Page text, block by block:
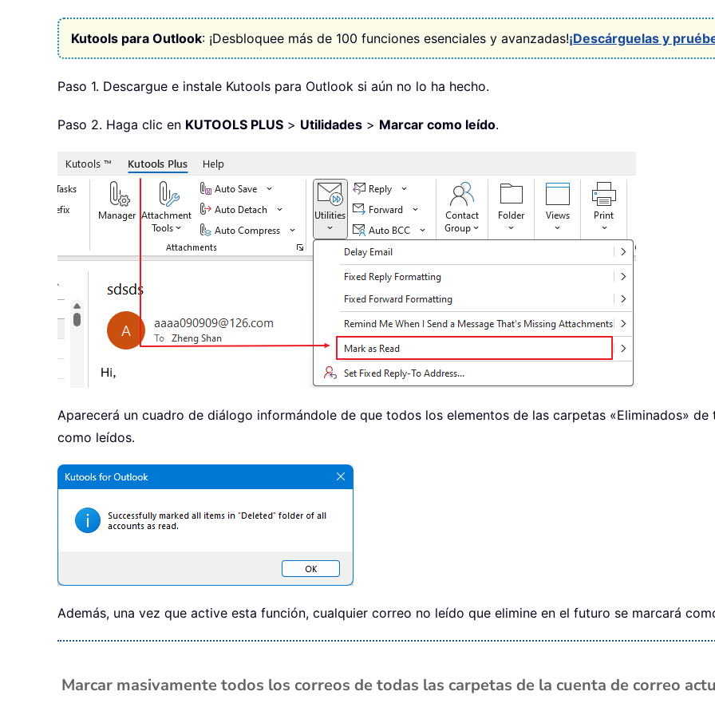
Kutools para Outlook: ¡Desbloquee más de 100 funciones esenciales y avanzadas!¡Descárguelas y
Paso 1. Descargue e instale Kutools para Outlook si aún no lo ha hecho.
Paso 2. Haga clic en KUTOOLS PLUS > Utilidades > Marcar como leído.
Aparecerá un cuadro de diálogo informándole de que todos los elementos de las carpetas «Eliminados»
como leídos.
Además, una vez que active esta función, cualquier correo no leído que elimine en el futuro se marcará
Marcar masivamente todos los correos de todas las carpetas de la cuenta de correo